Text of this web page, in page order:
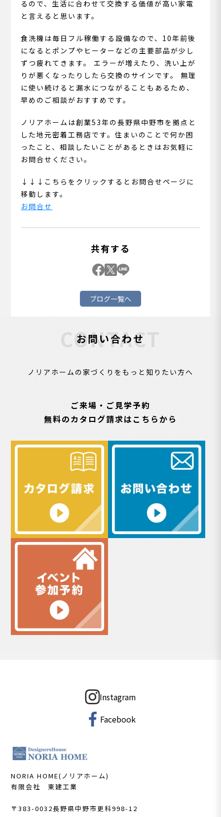
るので、生活に合わせて交換する価値が高い家電
と言えると思います。
食洗機は毎日フル稼働する設備なので、10年前後
になるとポンプやヒーターなどの主要部品が少し
ずつ疲れてきます。 エラーが増えたり、洗い上が
りが悪くなったりしたら交換のサインです。 無理
に使い続けると漏水につながることもあるため、
早めのご相談がおすすめです。
ノリアホームは創業53年の長野県中野市を拠点と
した地元密着工務店です。住まいのことで何か困
ったこと、相談したいことがあるときはお気軽に
お問合せください。
↓↓↓こちらをクリックするとお問合せページに
移動します。
お問合せ
共有する
ブログ一覧へ
お問い合わせ
CONTACT
ノリアホームの家づくりをもっと知りたい方へ
ご来場・ご見学予約
無料のカタログ請求はこちらから
Instagram
Facebook
NORIA HOME(ノリアホーム)
有限会社 東建工業
〒383-0032長野県中野市更科998-12